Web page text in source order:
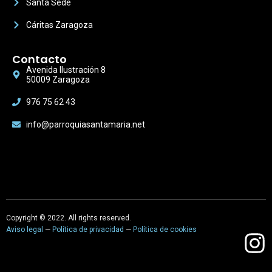
Santa Sede
Cáritas Zaragoza
Contacto
Avenida Ilustración 8
50009 Zaragoza
976 75 62 43
info@parroquiasantamaria.net
Copyright © 2022. All rights reserved.
Aviso legal — Política de privacidad — Política de cookies